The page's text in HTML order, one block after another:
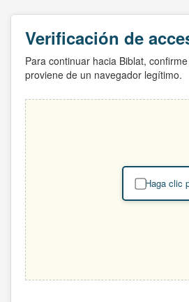
Verificación de
Para continuar hacia Biblat,
proviene de un navegador legítimo.
Haga clic